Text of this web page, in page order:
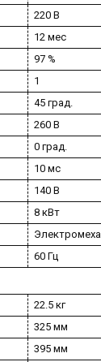
220 В
12 мес
97 %
1
45 град.
260 В
0 град.
10 мс
140 В
8 кВт
60 Гц
22.5 кг
325 мм
395 мм